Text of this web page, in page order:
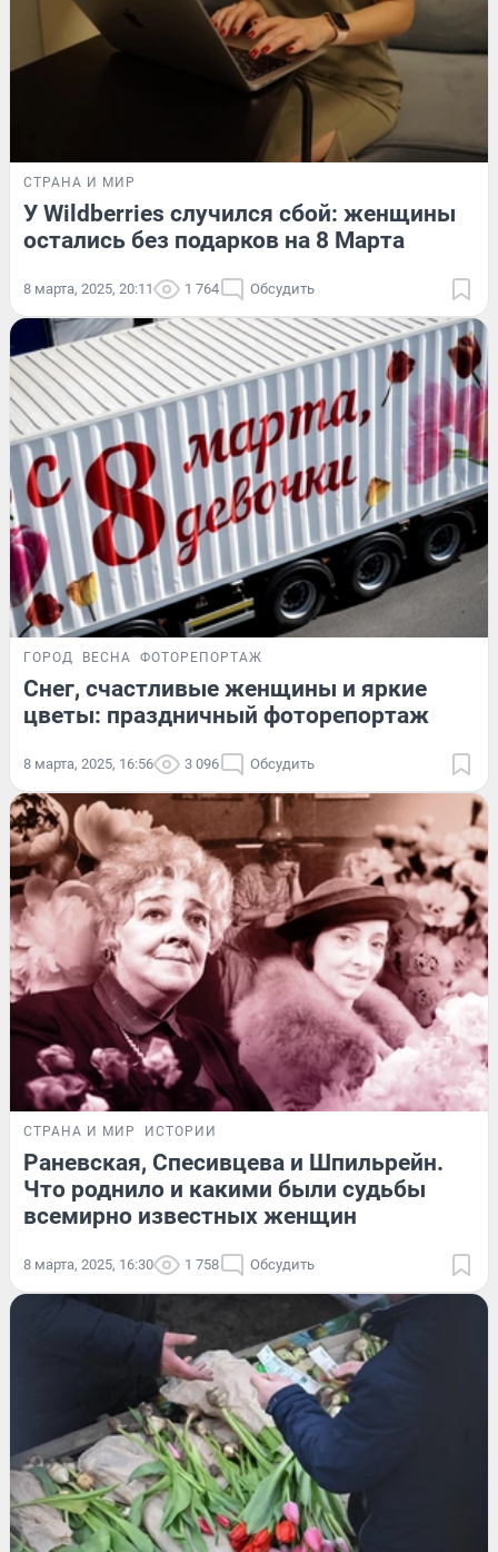
СТРАНА И МИР
У Wildberries случился сбой: женщины
остались без подарков на 8 Марта
8 марта, 2025, 20:11 1 764 Обсудить
ГОРОД ВЕСНА ФОТОРЕПОРТАЖ
Снег, счастливые женщины и яркие
цветы: праздничный фоторепортаж
8 марта, 2025, 16:56 3 096 Обсудить
СТРАНА И МИР ИСТОРИИ
Раневская, Спесивцева и Шпильрейн.
Что роднило и какими были судьбы
всемирно известных женщин
8 марта, 2025, 16:30 1 758 Обсудить